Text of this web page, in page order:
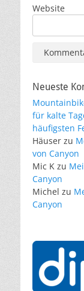
Website
Neueste
für kalte
häufigsten
Häuser zu
von Canyon
Mic K zu
Canyon
Michel zu
Canyon